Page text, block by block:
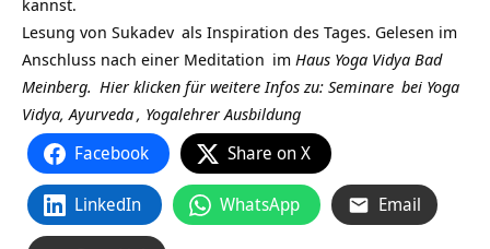
kannst.
Lesung von Sukadev als Inspiration des Tages. Gelesen im
Anschluss nach einer Meditation im Haus Yoga Vidya Bad
Meinberg. Hier klicken für weitere Infos zu: Seminare bei Yoga
Vidya,Ayurveda, Yogalehrer Ausbildung
Facebook Share on X
LinkedIn WhatsApp Email